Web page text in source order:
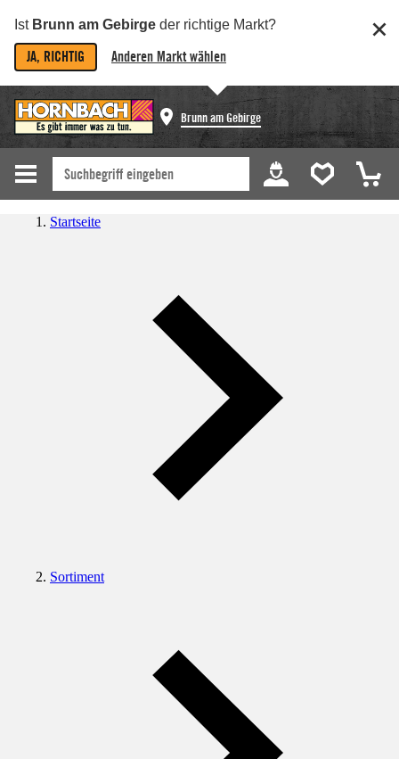
Ist Brunn am Gebirge der richtige Markt?
JA, RICHTIG Anderen Markt wählen
Brunn am Gebirge
Startseite
Sortiment